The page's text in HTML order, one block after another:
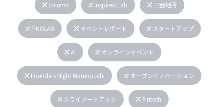
column Inspired.Lab 三菱地所
FINOLAB イベントレポート スタートアップ
AI オンラインイベント
Founders Night Marunouchi オープンイノベーション
クライメートテック Fintech